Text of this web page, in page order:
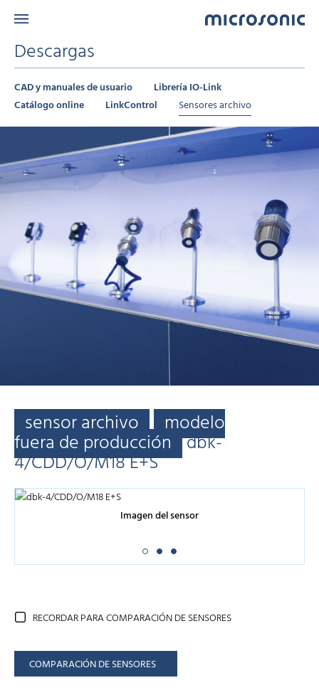
Descargas
CAD y manuales de usuario
Librería IO-Link
Catálogo online
LinkControl Sensores archivo
sensor archivo modelo
fuera de producción dbk-
4/CDD/O/M18 E+S
Imagen del sensor
RECORDAR PARA COMPARACIÓN DE SENSORES
COMPARACIÓN DE SENSORES